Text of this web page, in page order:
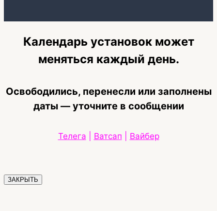
Календарь установок может
меняться каждый день.
Освободились, перенесли или заполнены
даты — уточните в сообщении
Телега Ватсап Вайбер
ЗАКРЫТЬ